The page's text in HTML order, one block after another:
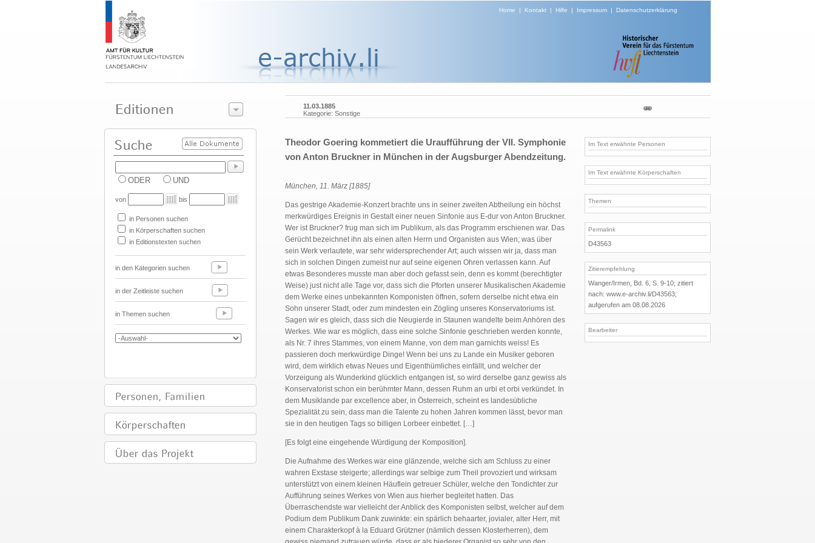
Home | Kontakt| Hilfe | Impressum| Datenschutzerklärung
ODER UND
von bis
in Personen suchen
in Körperschaften suchen
in Editionstexten suchen
in den Kategorien suchen
in der Zeitleiste suchen
in Themen suchen
11.03.1885
Kategorie: Sonstige
Theodor Goering kommetiert die Uraufführung der VII. Symphonie
von Anton Bruckner in München in der Augsburger Abendzeitung.
München, 11. März [1885]
Das gestrige Akademie-Konzert brachte uns in seiner zweiten Abtheilung ein höchst
merkwürdiges Ereignis in Gestalt einer neuen Sinfonie aus E-dur von Anton Bruckner.
Wer ist Bruckner? frug man sich im Publikum, als das Programm erschienen war. Das
Gerücht bezeichnet ihn als einen alten Herrn und Organisten aus Wien; was über
sein Werk verlautete, war sehr widersprechender Art; auch wissen wir ja, dass man
sich in solchen Dingen zumeist nur auf seine eigenen Ohren verlassen kann. Auf
etwas Besonderes musste man aber doch gefasst sein, denn es kommt (berechtigter
Weise) just nicht alle Tage vor, dass sich die Pforten unserer Musikalischen Akademie
dem Werke eines unbekannten Komponisten öffnen, sofern derselbe nicht etwa ein
Sohn unserer Stadt, oder zum mindesten ein Zögling unseres Konservatoriums ist.
Sagen wir es gleich, dass sich die Neugierde in Staunen wandelte beim Anhören des
Werkes. Wie war es möglich, dass eine solche Sinfonie geschrieben werden konnte,
als Nr. 7 ihres Stammes, von einem Manne, von dem man garnichts weiss! Es
passieren doch merkwürdige Dinge! Wenn bei uns zu Lande ein Musiker geboren
wird, dem wirklich etwas Neues und Eigenthümliches einfällt, und welcher der
Vorzeigung als Wunderkind glücklich entgangen ist, so wird derselbe ganz gewiss als
Konservatorist schon ein berühmter Mann, dessen Ruhm an urbi et orbi verkündet. In
dem Musiklande par excellence aber, in Österreich, scheint es landesübliche
Spezialität zu sein, dass man die Talente zu hohen Jahren kommen lässt, bevor man
sie in den heutigen Tags so billigen Lorbeer einbettet. […]
[Es folgt eine eingehende Würdigung der Komposition].
Die Aufnahme des Werkes war eine glänzende, welche sich am Schluss zu einer
wahren Exstase steigerte; allerdings war selbige zum Theil provoziert und wirksam
unterstützt von einem kleinen Häuflein getreuer Schüler, welche den Tondichter zur
Aufführung seines Werkes von Wien aus hierher begleitet hatten. Das
Überraschendste war vielleicht der Anblick des Komponisten selbst, welcher auf dem
Podium dem Publikum Dank zuwinkte: ein spärlich behaarter, jovialer, alter Herr, mit
einem Charakterkopf à la Eduard Grützner (nämlich dessen Klosterherren), dem
Im Text erwähnte Personen
Im Text erwähnte Körperschaften
Themen
Permalink
D43563
Zitierempfehlung
Wanger/Irmen, Bd. 6, S. 9-10; zitiert
nach: www.e-archiv.li/D43563;
aufgerufen am 08.08.2026
Bearbeiter